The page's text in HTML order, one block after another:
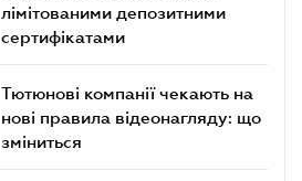
лімітованими депозитними
сертифікатами
Тютюнові компанії чекають на
нові правила відеонагляду: що
зміниться